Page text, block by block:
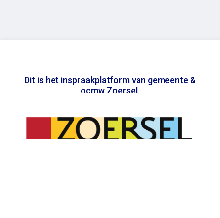
Dit is het inspraakplatform van gemeente &
ocmw Zoersel